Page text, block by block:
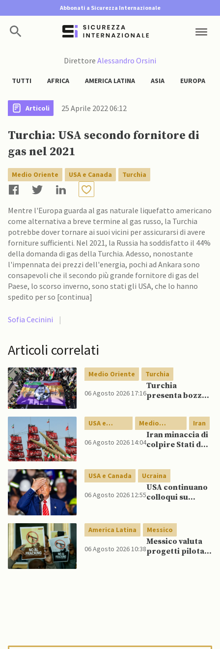
Abbonati a Sicurezza Internazionale
Direttore Alessandro Orsini
TUTTI AFRICA AMERICA LATINA ASIA EUROPA
Articoli 25 Aprile 2022 06:12
Turchia: USA secondo fornitore di
gas nel 2021
Medio Oriente USA e Canada Turchia
Mentre l'Europa guarda al gas naturale liquefatto americano
come alternativa a breve termine al gas russo, la Turchia
potrebbe dover tornare ai suoi vicini per assicurarsi di avere
forniture sufficienti. Nel 2021, la Russia ha soddisfatto il 44%
della domanda di gas della Turchia. Adesso, nonostante
l'impennata dei prezzi dell'energia, pochi ad Ankara sono
consapevoli che il secondo più grande fornitore di gas del
Paese, lo scorso inverno, sono stati gli USA, che lo hanno
spedito per so [continua]
Sofia Cecinini |
Articoli correlati
Medio Oriente Turchia
06 Agosto 2026 17:16
Turchia
presenta bozza
integrazione
milizie curde del
PKK
USA e
Canada
Medio
Oriente
Iran
06 Agosto 2026 14:04
Iran minaccia di
colpire Stati del
USA e Canada Ucraina
06 Agosto 2026 12:55
USA continuano
colloqui su
Patriot in
Ucraina,
nonostante
dubbi di Trump,
America Latina Messico
06 Agosto 2026 10:38
Messico valuta
progetti pilota